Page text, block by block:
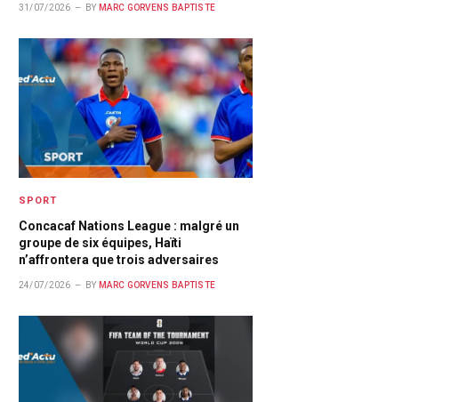
31/07/2026 BY MARC GORVENS BAPTISTE
SPORT
Concacaf Nations League : malgré un
groupe de six équipes, Haïti
n’affrontera que trois adversaires
24/07/2026 BY MARC GORVENS BAPTISTE